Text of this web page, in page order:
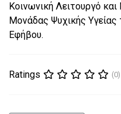
Κοινωνική Λειτουργό
Μονάδας Ψυχικής Υγείας
Εφήβου.
Ratings (0)